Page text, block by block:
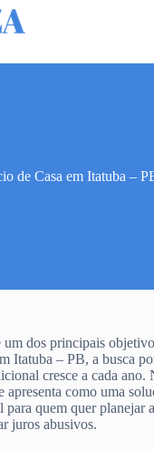
de Casa em Itatuba –
dos principais
Itatuba – PB, a busca
cresce a cada ano.
apresenta como uma
para quem quer planejar
juros abusivos.